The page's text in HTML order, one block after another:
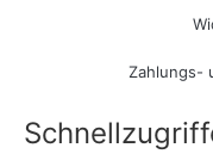
Zahlungs-